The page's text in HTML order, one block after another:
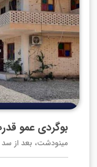
بوگردی عمو
مینودشت، بعد از